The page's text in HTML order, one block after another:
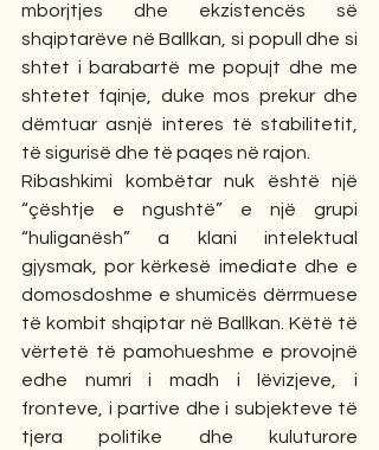
mborjtjes dhe ekzistencës së
shqiptarëve në Ballkan, si popull dhe si
shtet i barabartë me popujt dhe me
shtetet fqinje, duke mos prekur dhe
dëmtuar asnjë interes të stabilitetit,
të sigurisë dhe të paqes në rajon.
Ribashkimi kombëtar nuk është një
“çështje e ngushtë” e një grupi
“huliganësh” a klani intelektual
gjysmak, por kërkesë imediate dhe e
domosdoshme e shumicës dërrmuese
të kombit shqiptar në Ballkan. Këtë të
vërtetë të pamohueshme e provojnë
edhe numri i madh i lëvizjeve, i
fronteve, i partive dhe i subjekteve të
tjera politike dhe kuluturore